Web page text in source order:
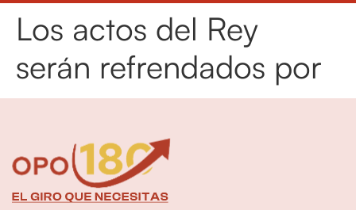
Los actos del Rey
serán refrendados por